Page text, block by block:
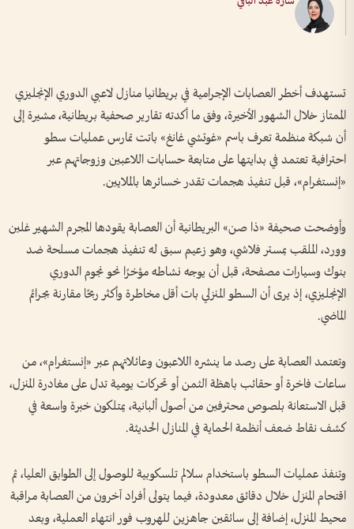
تستهدف أخطر العصابات الإجرامية في بريطانيا منازل لاعبي الدوري الإنجليزي
الممتاز خلال الشهور الأخيرة، وفق ما أكدته تقارير صحفية بريطانية، مشيرة إلى
أن شبكة منظمة تعرف باسم «غوتشي غانغ» باتت تمارس عمليات سطو
احترافية تعتمد في بدايتها على متابعة حسابات اللاعبين وزوجاتهم عبر
«إنستغرام»، قبل تنفيذ هجمات تقدر خسائرها بالملايين.
وأوضحت صحيفة «ذا صن» البريطانية أن العصابة يقودها المجرم الشهير غلين
وورد، الملقب بمستر فلاشي، وهو زعيم سبق له تنفيذ هجمات مسلحة ضد
بنوك وسيارات مصفحة، قبل أن يوجه نشاطه مؤخرًا نحو نجوم الدوري
الإنجليزي، إذ يرى أن السطو المنزلي بات أقل مخاطرة وأكثر ربحًا مقارنة بجرائم
الماضي.
وتعتمد العصابة على رصد ما ينشره اللاعبون وعائلاتهم عبر «إنستغرام»، من
ساعات فاخرة أو حقائب باهظة الثمن أو تحركات يومية تدل على مغادرة المنزل،
قبل الاستعانة بلصوص محترفين من أصول ألبانية، يمتلكون خبرة واسعة في
كشف نقاط ضعف أنظمة الحماية في المنازل الحديثة.
وتنفذ عمليات السطو باستخدام سلالم تلسكوبية للوصول إلى الطوابق العليا، ثم
اقتحام المنزل خلال دقائق معدودة، فيما يتولى أفراد آخرون من العصابة مراقبة
محيط المنزل، إضافة إلى سائقين جاهزين للهروب فور انتهاء العملية، وبعد